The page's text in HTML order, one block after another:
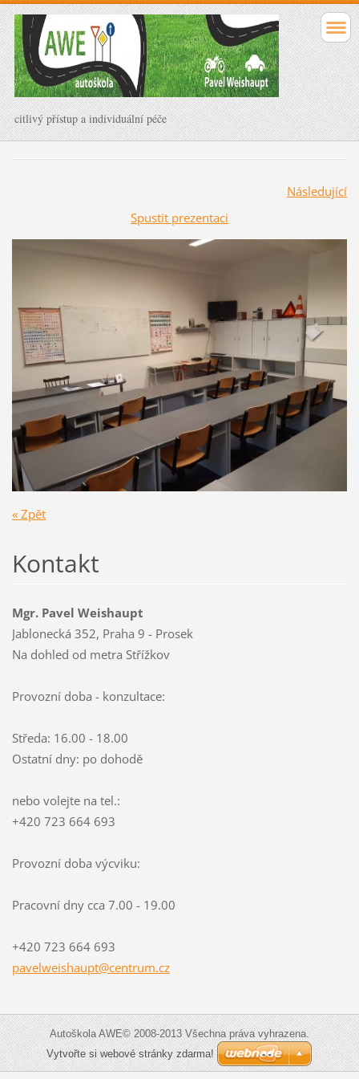
citlivý přístup a individuální péče
Následující
Spustit prezentaci
« Zpět
Kontakt
Mgr. Pavel Weishaupt
Jablonecká 352, Praha 9 - Prosek
Na dohled od metra Střížkov
Provozní doba - konzultace:
Středa: 16.00 - 18.00
Ostatní dny: po dohodě
nebo volejte na tel.:
+420 723 664 693
Provozní doba výcviku:
Pracovní dny cca 7.00 - 19.00
+420 723 664 693
pavelweishaupt@centrum.cz
Autoškola AWE© 2008-2013 Všechna práva vyhrazena.
Vytvořte si webové stránky zdarma!